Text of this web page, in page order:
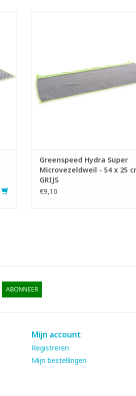
vloeren.
- Wafelstructuur voor extra
absorptievermogen.
- Solide randafwerki
Greenspeed Hydra Super
Microvezeldweil - 54 x 25
GRIJS
€9,10
ABONNEER
Mijn account
Registreren
Mijn bestellingen